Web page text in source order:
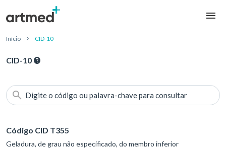
Início CID-10
CID-10
Digite o código ou palavra-chave para consultar
Código CID T355
Geladura, de grau não especificado, do membro inferior